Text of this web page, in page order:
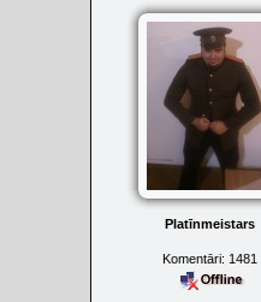
Platīnmeistars
Komentāri: 1481